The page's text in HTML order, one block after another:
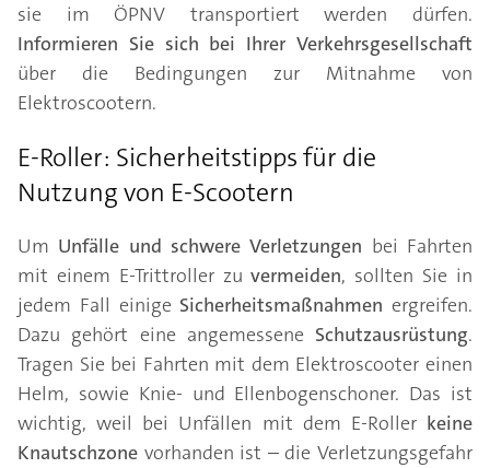
sie im ÖPNV transportiert werden dürfen.
Informieren Sie sich bei Ihrer Verkehrsgesellschaft
über die Bedingungen zur Mitnahme von
Elektroscootern.
E-Roller: Sicherheitstipps für die
Nutzung von E-Scootern
Um Unfälle und schwere Verletzungen bei Fahrten
mit einem E-Trittroller zuvermeiden, sollten Sie in
jedem Fall einige Sicherheitsmaßnahmen ergreifen.
Dazu gehört eine angemessene Schutzausrüstung.
Tragen Sie bei Fahrten mit dem Elektroscooter einen
Helm, sowie Knie- und Ellenbogenschoner. Das ist
wichtig, weil bei Unfällen mit dem E-Roller keine
Knautschzone vorhanden ist – die Verletzungsgefahr